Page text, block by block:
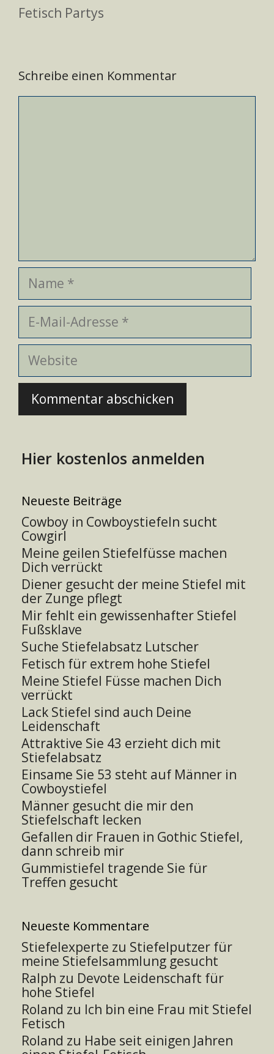
Fetisch Partys
Schreibe einen Kommentar
Kommentar
Name
E-
Mail-
Adresse
Website
Hier kostenlos anmelden
Neueste Beiträge
Cowboy in Cowboystiefeln sucht
Cowgirl
Meine geilen Stiefelfüsse machen
Dich verrückt
Diener gesucht der meine Stiefel mit
der Zunge pflegt
Mir fehlt ein gewissenhafter Stiefel
Fußsklave
Suche Stiefelabsatz Lutscher
Fetisch für extrem hohe Stiefel
Meine Stiefel Füsse machen Dich
verrückt
Lack Stiefel sind auch Deine
Leidenschaft
Attraktive Sie 43 erzieht dich mit
Stiefelabsatz
Einsame Sie 53 steht auf Männer in
Cowboystiefel
Männer gesucht die mir den
Stiefelschaft lecken
Gefallen dir Frauen in Gothic Stiefel,
dann schreib mir
Gummistiefel tragende Sie für
Treffen gesucht
Neueste Kommentare
Stiefelexperte zu Stiefelputzer für
meine Stiefelsammlung gesucht
Ralph zu Devote Leidenschaft für
hohe Stiefel
Roland zu Ich bin eine Frau mit Stiefel
Fetisch
Roland zu Habe seit einigen Jahren